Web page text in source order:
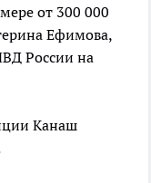
от 300 000
Ефимова,
России на
Канаш